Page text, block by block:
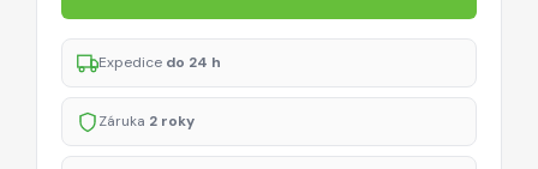
Expedice do 24 h
Záruka 2 roky